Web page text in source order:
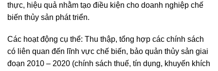
thực, hiệu quả nhằm tạo điều kiện cho doanh nghiệp chế
biến thủy sản phát triển.
Các hoạt động cụ thể: Thu thập, tổng hợp các chính sách
có liên quan đến lĩnh vực chế biến, bảo quản thủy sản giai
đoạn 2010 – 2020 (chính sách thuế, tín dụng, khuyến khích